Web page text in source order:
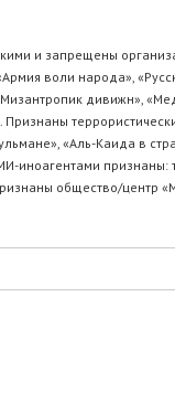
и запрещены
воли народа»,
дивижн»,
Признаны
«Аль-Каида в
иноагентами
общество/центр